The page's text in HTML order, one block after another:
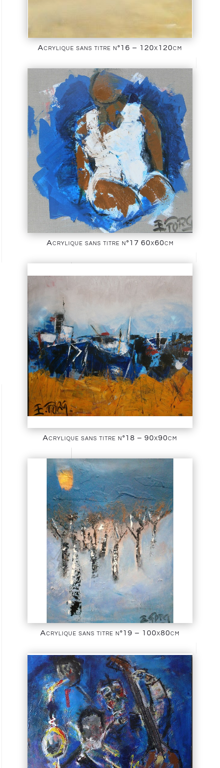
Acrylique sans titre n°16 – 120x120cm
Acrylique sans titre n°17 60x60cm
Acrylique sans titre n°18 – 90x90cm
Acrylique sans titre n°19 – 100x80cm